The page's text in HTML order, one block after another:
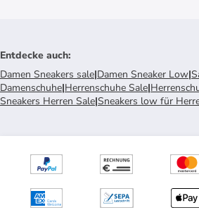
Entdecke auch:
Damen Sneakers sale|Damen Sneaker Low|
Damenschuhe|Herrenschuhe Sale|
Sneakers Herren Sale|Sneakers low für